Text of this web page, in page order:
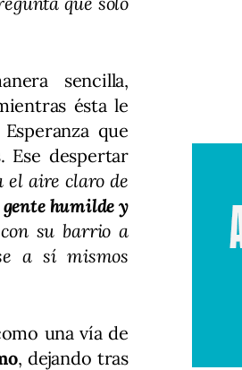
sencilla,
ésta le
que
Ese despertar
el aire claro de
gente humilde y
su barrio a
a sí mismos
una vía de
, dejando tras